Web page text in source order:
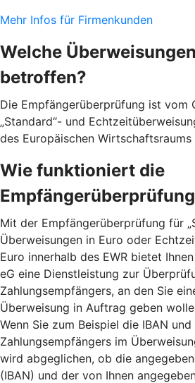
Mehr Infos für Firmenkunden
Welche
betroffen?
Die Empfängerüberprüfung ist vom
„Standard“- und
des Europäischen Wirtschaftsraums
Wie funktioniert die
Mit der Empfängerüberprüfung für
Überweisungen in Euro oder
Euro innerhalb des EWR bietet
eG eine Dienstleistung zur
Zahlungsempfängers, an den Sie
Überweisung in Auftrag geben
Wenn Sie zum Beispiel die IBAN
Zahlungsempfängers im
wird abgeglichen, ob die
(IBAN) und der von Ihnen